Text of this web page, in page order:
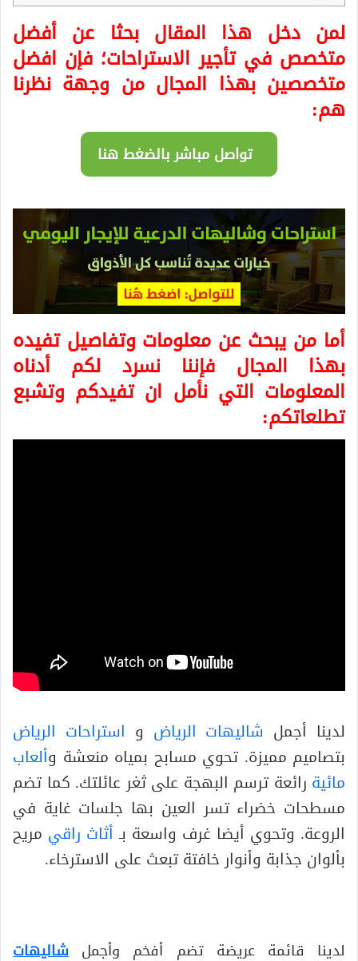
لمن دخل هذا المقال بحثا عن أفضل
متخصص في تأجير الاستراحات؛ فإن افضل
متخصصين بهذا المجال من وجهة نظرنا
هم:
تواصل مباشر بالضغط هنا
أما من يبحث عن معلومات وتفاصيل تفيده
بهذا المجال فإننا نسرد لكم أدناه
المعلومات التي نأمل ان تفيدكم وتشبع
تطلعاتكم:
لدينا أجمل شاليهات الرياض و استراحات الرياض
بتصاميم مميزة. تحوي مسابح بمياه منعشة وألعاب
مائية رائعة ترسم البهجة على ثغر عائلتك. كما تضم
مسطحات خضراء تسر العين بها جلسات غاية في
الروعة. وتحوي أيضا غرف واسعة بـأثاث راقي مريح
بألوان جذابة وأنوار خافتة تبعث على الاسترخاء.
لدينا قائمة عريضة تضم أفخم وأجمل شاليهات